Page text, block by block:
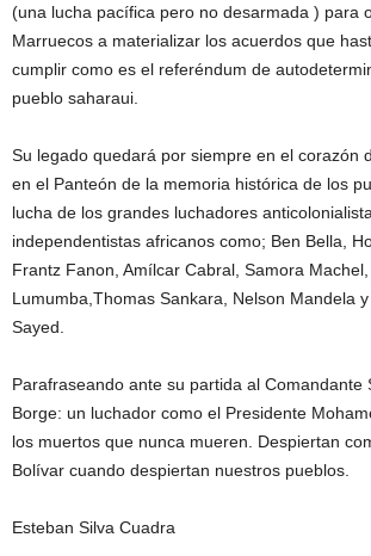
(una lucha pacífica pero no desarmada ) para
Marruecos a materializar los acuerdos que
cumplir como es el referéndum de
pueblo saharaui.
Su legado quedará por siempre en el corazón
en el Panteón de la memoria histórica de los
lucha de los grandes luchadores
independentistas africanos como; Ben Bella,
Frantz Fanon, Amílcar Cabral, Samora
Lumumba,Thomas Sankara, Nelson Mandela
Sayed.
Parafraseando ante su partida al Comandante
Borge: un luchador como el Presidente
los muertos que nunca mueren. Despiertan
Bolívar cuando despiertan nuestros pueblos.
Esteban Silva Cuadra